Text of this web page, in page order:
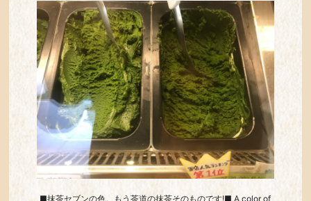
■抹茶セブンの色。もう茶道の抹茶そのものです!■ A color of